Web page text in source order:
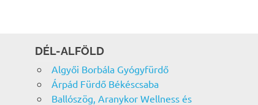
DÉL-ALFÖLD
Algyői Borbála Gyógyfürdő
Árpád Fürdő Békéscsaba
Ballószög, Aranykor Wellness és